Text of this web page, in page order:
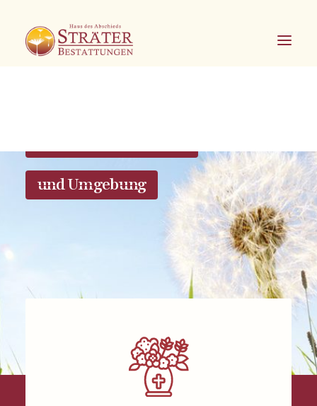
und Umgebung